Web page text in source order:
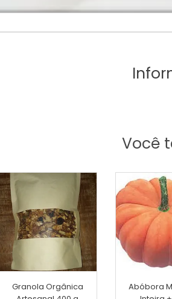
Você
Granola Orgânica
Abóbora